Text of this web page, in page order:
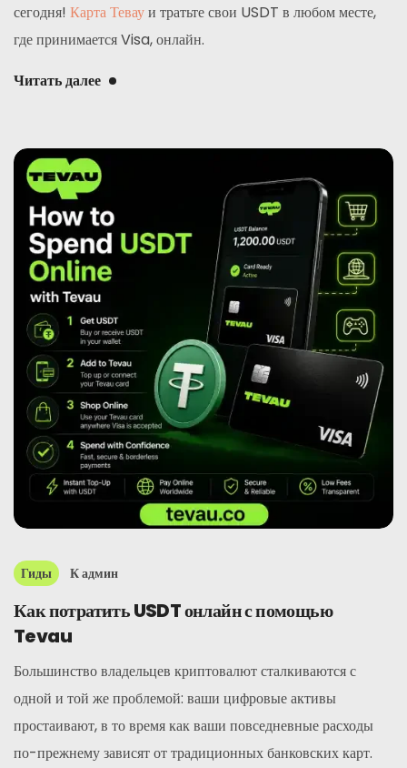
сегодня! Карта Тевауи тратьте свои USDT в любом месте,
где принимается Visa, онлайн.
Читать далее
Гиды Кадмин
Как потратить USDT онлайн с помощью
Tevau
Большинство владельцев криптовалют сталкиваются с
одной и той же проблемой: ваши цифровые активы
простаивают, в то время как ваши повседневные расходы
по-прежнему зависят от традиционных банковских карт.